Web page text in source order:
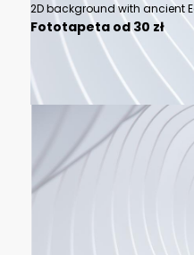
Fototapeta od 30 zł